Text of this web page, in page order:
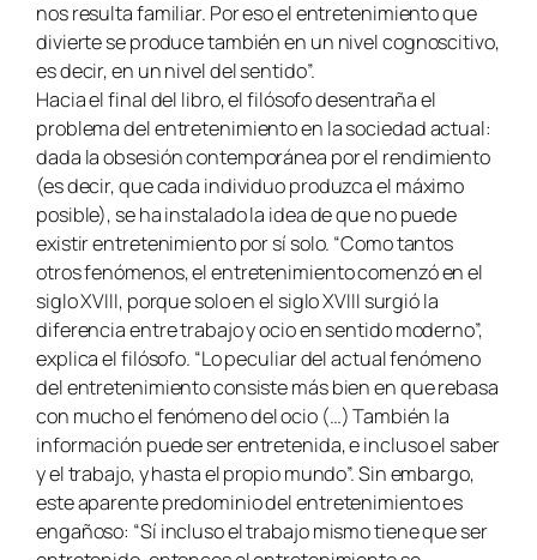
nos resulta familiar. Por eso el entretenimiento que
divierte se produce también en un nivel cognoscitivo,
es decir, en un nivel del sentido”.
Hacia el final del libro, el filósofo desentraña el
problema del entretenimiento en la sociedad actual:
dada la obsesión contemporánea por el rendimiento
(es decir, que cada individuo produzca el máximo
posible), se ha instalado la idea de que no puede
existir entretenimiento por sí solo. “Como tantos
otros fenómenos, el entretenimiento comenzó en el
siglo XVIII, porque solo en el siglo XVIII surgió la
diferencia entre trabajo y ocio en sentido moderno”,
explica el filósofo. “Lo peculiar del actual fenómeno
del entretenimiento consiste más bien en que rebasa
con mucho el fenómeno del ocio (…) También la
información puede ser entretenida, e incluso el saber
y el trabajo, y hasta el propio mundo”. Sin embargo,
este aparente predominio del entretenimiento es
engañoso: “Sí incluso el trabajo mismo tiene que ser